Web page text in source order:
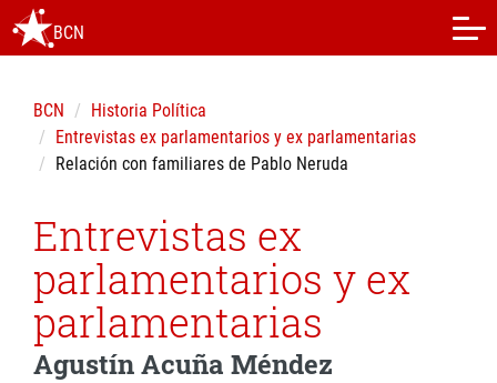
BCN
BCN
Historia Política
Entrevistas ex parlamentarios y ex parlamentarias
Relación con familiares de Pablo Neruda
Entrevistas ex
parlamentarios y ex
parlamentarias
Agustín Acuña Méndez